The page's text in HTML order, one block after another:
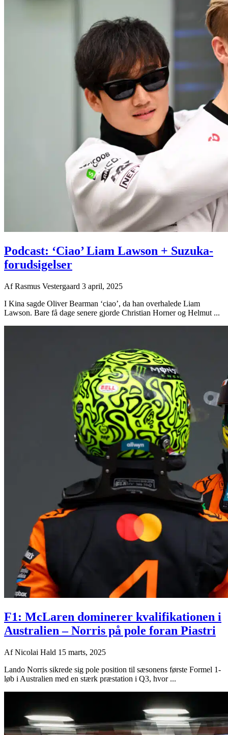
Podcast: ‘Ciao’ Liam Lawson + Suzuka-
forudsigelser
AfRasmus Vestergaard 3 april, 2025
I Kina sagde Oliver Bearman ‘ciao’, da han overhalede Liam
Lawson. Bare få dage senere gjorde Christian Horner og Helmut ...
F1: McLaren dominerer kvalifikationen i
Australien – Norris på pole foran Piastri
AfNicolai Hald 15 marts, 2025
Lando Norris sikrede sig pole position til sæsonens første Formel 1-
løb i Australien med en stærk præstation i Q3, hvor ...